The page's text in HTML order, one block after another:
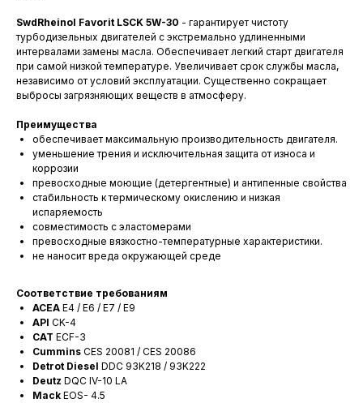
SwdRheinol Favorit LSCK 5W-30 - гарантирует чистоту
турбодизельных двигателей с экстремально удлиненными
интервалами замены масла. Обеспечивает легкий старт двигателя
при самой низкой температуре. Увеличивает срок службы масла,
независимо от условий эксплуатации. Существенно сокращает
выбросы загрязняющих веществ в атмосферу.
Преимущества
обеспечивает максимальную производительность двигателя.
уменьшение трения и исключительная защита от износа и
коррозии
превосходные моющие (детергентные) и антипенные свойства
стабильность к термическому окислению и низкая
испаряемость
совместимость с эластомерами
превосходные вязкостно-температурные характеристики.
не наносит вреда окружающей среде
Соответствие требованиям
ACEA E4 / E6 / E7 / E9
API CK-4
CAT ECF-3
Cummins CES 20081 / CES 20086
Detrot Diesel DDC 93K218 / 93K222
Deutz DQC IV-10 LA
Mack EOS- 4.5